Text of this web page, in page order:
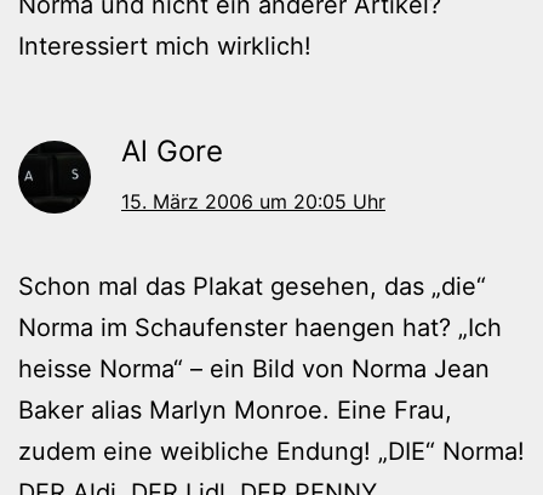
Interessiert mich wirklich!
Al Gore
15. März 2006 um 20:05 Uhr
Schon mal das Plakat gesehen, das „die“
Norma im Schaufenster haengen hat? „Ich
heisse Norma“ – ein Bild von Norma Jean
Baker alias Marlyn Monroe. Eine Frau,
zudem eine weibliche Endung! „DIE“ Norma!